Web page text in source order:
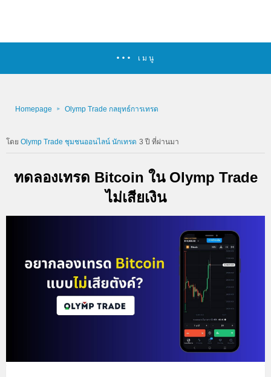
เมนู
Homepage Olymp Trade กลยุทธ์การเทรด
Olymp Trade ชุมชนออนไลน์ นักเทรด 3 ปี ที่ผ่านมา
ทดลองเทรด Bitcoin ใน Olymp Trade
ไม่เสียเงิน